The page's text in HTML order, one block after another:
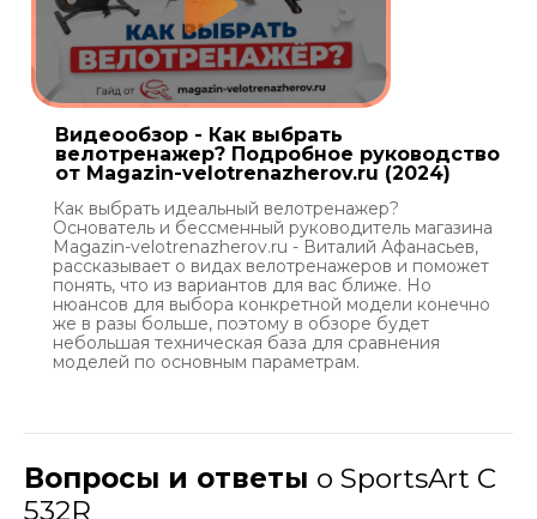
Видеообзор - Как выбрать
велотренажер? Подробное руководство
от Magazin-velotrenazherov.ru (2024)
Как выбрать идеальный велотренажер?
Основатель и бессменный руководитель магазина
Magazin-velotrenazherov.ru - Виталий Афанасьев,
рассказывает о видах велотренажеров и поможет
понять, что из вариантов для вас ближе. Но
нюансов для выбора конкретной модели конечно
же в разы больше, поэтому в обзоре будет
небольшая техническая база для сравнения
моделей по основным параметрам.
Вопросы и ответы о SportsArt C
532R